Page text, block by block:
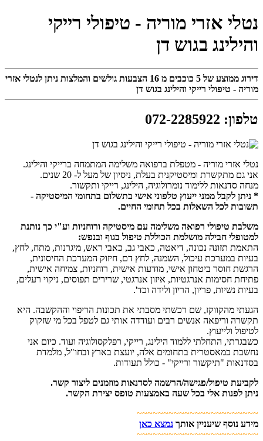
נטלי אזרי מוריה - טיפולי רייקי
והילינג בגוש דן
דירוג ממוצע של 5 כוכבים מ 16 הצבעות גולשים והמלצות ניתן לנטלי אזרי
מוריה - טיפולי רייקי והילינג בגוש דן
טלפון:
072-2285922
נטלי אזרי מוריה - מטפלת ברפואה משלימה המתמחה ברייקי והילינג.
אני גם מתקשרת ומיסטיקנית בעלת, ניסיון של מעל ל- 20 שנים.
מנחה סדנאות ללימוד נומרולוגיה, הילינג, רייקי ותקשור.
* ניתן לקבל ממני ייעוץ טלפוני אישי בתשלום בתחומי המיסטיקה -
תשובות לכל השאלות בכל תחומי החיים.
משלבת טיפולי רפואה משלימה עם מיסטיקה ורוחניות וע"י כך נותנת
למטופלי חבילה מושלמת הכוללת טיפול בגוף ובנפש:
התאמת תזונה נכונה, דיאטה, כאבי גב, כאבי ראש, מיגרנות, מתח, לחץ,
בעיות במערכת עיכול, השמנה, לחץ דם, חיזוק המערכת החיסונית,
הרגשת חוסר ביטחון אישי, מודעות אישית, רוחניות, צמיחה אישית,
פתיחת חסימות אנרגטיות, איזון אנרגטי, שרירים תפוסים, ניקוי רעלים,
בעיות נשיות, פריון, הריון ולידה וכד'.
הגעתי מהקווקז, שם רכשתי מסבתי את תכונות הריפוי וההקשבה. היא
תקשרה וריפאה אנשים רבים ועודדה אותי גם לטפל בכל מי שזקוק
לטיפול ולייעוץ.
כשבגרתי, התחלתי ללמוד הילינג, רייקי, רפלקסולוגיה ועוד. כיום אני
נחשבת כמאסטרית בתחומים אלה, יועצת בארץ ובחו"ל, מלמדת
בסדנאות "תיקשור ורייקי" - כולל תעודות.
לקביעת טיפול/פגישה/הרשמה לסדנאות מוזמנים ליצור קשר.
ניתן לפנות אלי בכל שעה באמצעות טופס יצירת הקשר.
~~~~~~~~~~~~~~~~~~~~~~~
מידע נוסף שיעניין אותך נמצא כאן
~~~~~~~~~~~~~~~~~~~~~~~